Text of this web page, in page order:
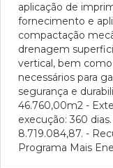
aplicação de
fornecimento e
compactação
drenagem
vertical, bem
necessários para
segurança e
46.760,00m2 -
execução: 360
8.719.084,87. -
Programa Mais